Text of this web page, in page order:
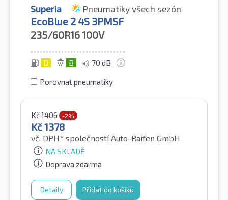
Superia Pneumatiky všech sezón
EcoBlue 2 4S 3PMSF
235/60R16100V
D B 70 dB
Porovnat pneumatiky
Kč1406 -2%
Kč1378
vč. DPH* společností Auto-Raifen GmbH
NA SKLADĚ
Doprava zdarma
Detaily Přidat do košíku